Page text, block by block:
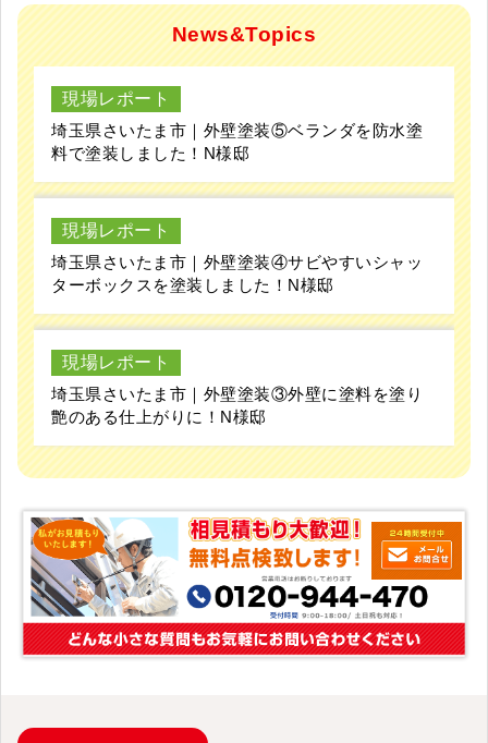
News&Topics
現場レポート
埼玉県さいたま市｜外壁塗装⑤ベランダを防水塗
料で塗装しました！N様邸
現場レポート
埼玉県さいたま市｜外壁塗装④サビやすいシャッ
ターボックスを塗装しました！N様邸
現場レポート
埼玉県さいたま市｜外壁塗装③外壁に塗料を塗り
艶のある仕上がりに！N様邸